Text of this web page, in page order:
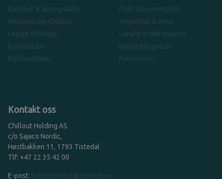
Butikker & åpningstider
Historien om Chillout
Ledige stillinger
Kundeklubb
Kundeomtaler
Frakt & leveringstid
Angrefrist & retur
Garanti & reklamasjon
Kjøpsbetingelser
Personvern
Kontakt oss
Chillout Holding AS
c/o Sajaco Nordic,
Høstbakken 11, 1793 Tistedal
Tlf: +47 22 35 42 00
E-post: kundeservice@chillout.no